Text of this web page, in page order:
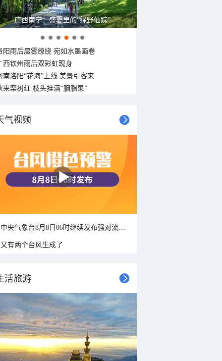
广西南宁：盛夏里的“绿野仙踪”
阳雨后晨雾缭绕 宛如水墨画卷
西钦州雨后双彩虹现身
南洛阳“花海”上线 美景引客来
来栾树红 枝头挂满“胭脂果”
气视频
又有两个台风生成了
活旅游